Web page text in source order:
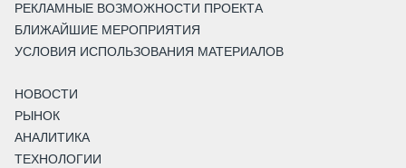
РЕКЛАМНЫЕ ВОЗМОЖНОСТИ ПРОЕКТА
БЛИЖАЙШИЕ МЕРОПРИЯТИЯ
УСЛОВИЯ ИСПОЛЬЗОВАНИЯ МАТЕРИАЛОВ
НОВОСТИ
РЫНОК
АНАЛИТИКА
ТЕХНОЛОГИИ